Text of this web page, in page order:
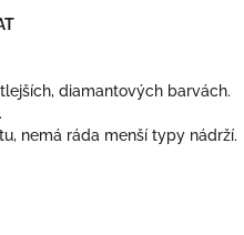
diamantových barvách.
nemá ráda menší typy nádrží.